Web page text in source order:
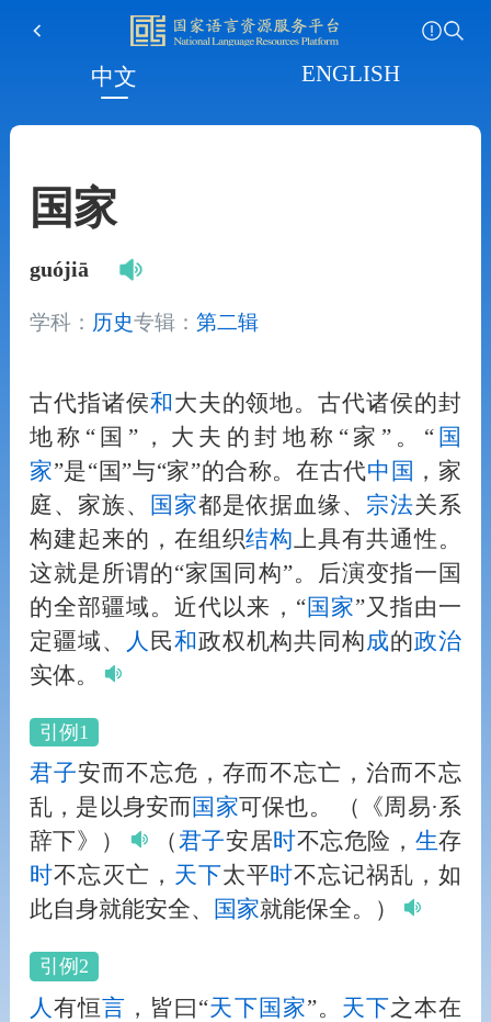
中文 ENGLISH
国家
guójiā
学科： 历史专辑： 第二辑
古代指诸侯和 大夫的领地。古代诸侯的封
地称“国”，大夫的封地称“家”。“国
家”是“国”与“家”的合称。在古代中国 ，家
庭、家族、
国家都是依据血缘、 宗法关系
构建起来的，在组织结构 上具有共通性。
这就是所谓的“家国同构”。后演变指一国
的全部疆域。近代以来，“国家”又指由一
定疆域、
人 民和政权机构共同构成的政治
实体。
引例1
君子安而不忘危，存而不忘亡，治而不忘
乱，是以身安而 国家可保也。
（《周易·系
辞下》）
（君子安居时不忘危险， 生存
时不忘灭亡， 天下太平时不忘记祸乱，如
此自身就能安全、
国家就能保全。）
引例2
人 有恒言 ，皆曰“天下国家”。 天下之本在